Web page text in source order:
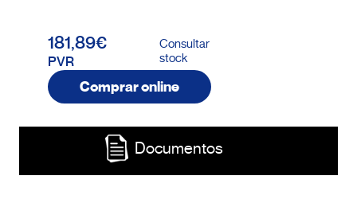
181,89€
PVR
Consultar
stock
Comprar online
Documentos